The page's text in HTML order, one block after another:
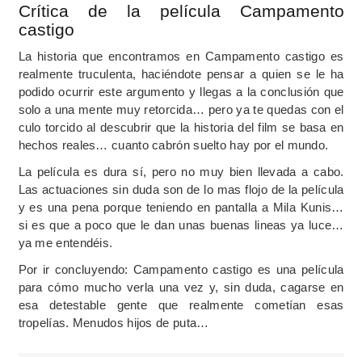
Crítica de la película Campamento
castigo
La historia que encontramos en Campamento castigo es
realmente truculenta, haciéndote pensar a quien se le ha
podido ocurrir este argumento y llegas a la conclusión que
solo a una mente muy retorcida… pero ya te quedas con el
culo torcido al descubrir que la historia del film se basa en
hechos reales… cuanto cabrón suelto hay por el mundo.
La película es dura sí, pero no muy bien llevada a cabo.
Las actuaciones sin duda son de lo mas flojo de la película
y es una pena porque teniendo en pantalla a Mila Kunis…
si es que a poco que le dan unas buenas lineas ya luce…
ya me entendéis.
Por ir concluyendo: Campamento castigo es una película
para cómo mucho verla una vez y, sin duda, cagarse en
esa detestable gente que realmente cometían esas
tropelías. Menudos hijos de puta…